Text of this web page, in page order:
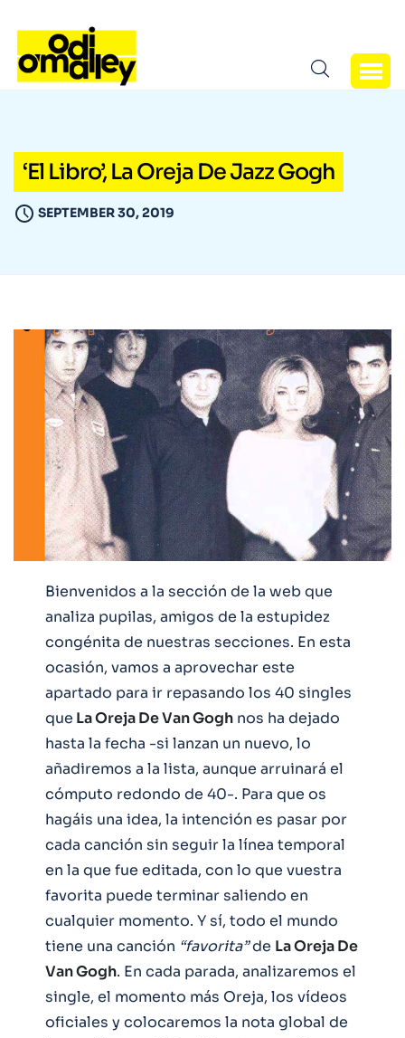
‘El Libro’, La Oreja De Jazz Gogh
SEPTEMBER 30, 2019
Bienvenidos a la sección de la web que
analiza pupilas, amigos de la estupidez
congénita de nuestras secciones. En esta
ocasión, vamos a aprovechar este
apartado para ir repasando los 40 singles
que La Oreja De Van Gogh nos ha dejado
hasta la fecha -si lanzan un nuevo, lo
añadiremos a la lista, aunque arruinará el
cómputo redondo de 40-. Para que os
hagáis una idea, la intención es pasar por
cada canción sin seguir la línea temporal
en la que fue editada, con lo que vuestra
favorita puede terminar saliendo en
cualquier momento. Y sí, todo el mundo
tiene una canción “favorita”de La Oreja De
Van Gogh. En cada parada, analizaremos el
single, el momento más Oreja, los vídeos
oficiales y colocaremos la nota global de